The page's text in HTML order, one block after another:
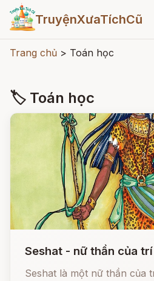
TruyệnXưaTíchCũ
Trang chủ > Toán học
🏷 Toán học
Seshat - nữ thần của
Seshat là một nữ thần của